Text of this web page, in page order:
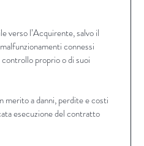
verso l’Acquirente, salvo il
connessi
proprio o di suoi
merito a danni, perdite e costi
esecuzione del contratto